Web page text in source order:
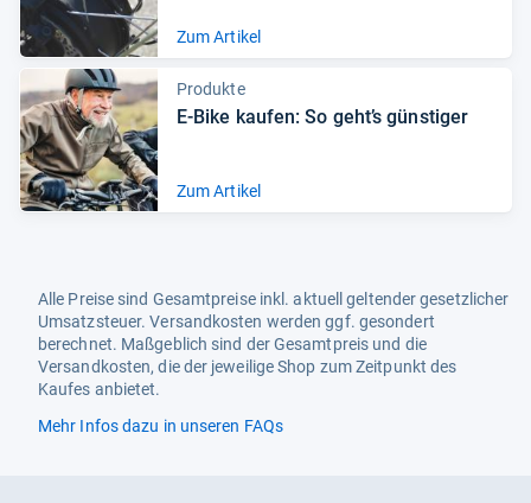
Zum Artikel
Produkte
E-​Bike kau­fen: So geht’s güns­ti­ger
Zum Artikel
Alle Preise sind Gesamtpreise inkl. aktuell geltender gesetzlicher
Umsatzsteuer. Versandkosten werden ggf. gesondert
berechnet. Maßgeblich sind der Gesamtpreis und die
Versandkosten, die der jeweilige Shop zum Zeitpunkt des
Kaufes anbietet.
Mehr Infos dazu in unseren FAQs